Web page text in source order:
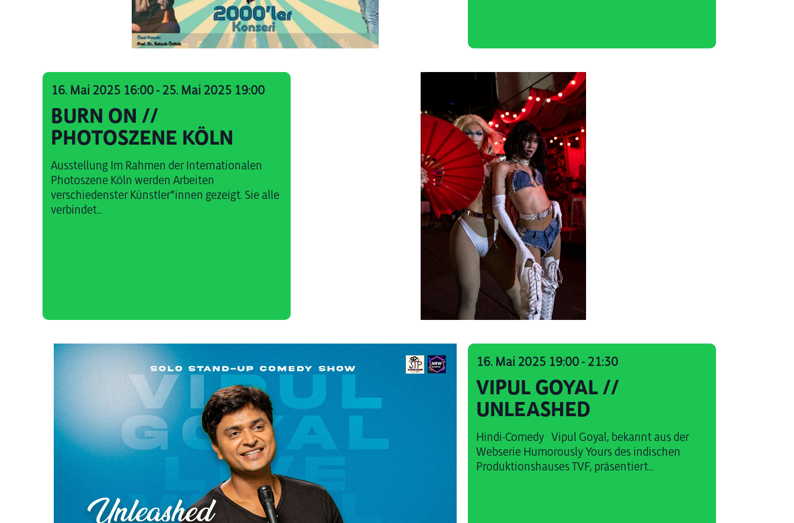
16. Mai 2025 16:00 - 25. Mai 2025 19:00
BURN ON //
PHOTOSZENE KÖLN
Ausstellung Im Rahmen der Internationalen
Photoszene Köln werden Arbeiten
verschiedenster Künstler*innen gezeigt. Sie alle
verbindet...
16. Mai 2025 19:00 - 21:30
VIPUL GOYAL //
UNLEASHED
Hindi-Comedy Vipul Goyal, bekannt aus der
Webserie Humorously Yours des indischen
Produktionshauses TVF, präsentiert...